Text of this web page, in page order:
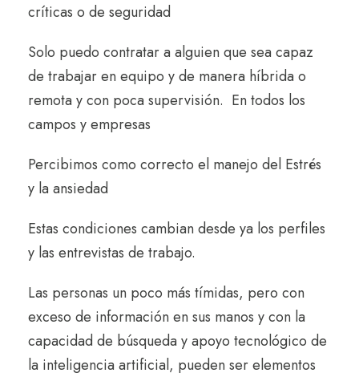
críticas o de seguridad
Solo puedo contratar a alguien que sea capaz
de trabajar en equipo y de manera híbrida o
remota y con poca supervisión. En todos los
campos y empresas
Percibimos como correcto el manejo del Estrés
y la ansiedad
Estas condiciones cambian desde ya los perfiles
y las entrevistas de trabajo.
Las personas un poco más tímidas, pero con
exceso de información en sus manos y con la
capacidad de búsqueda y apoyo tecnológico de
la inteligencia artificial, pueden ser elementos